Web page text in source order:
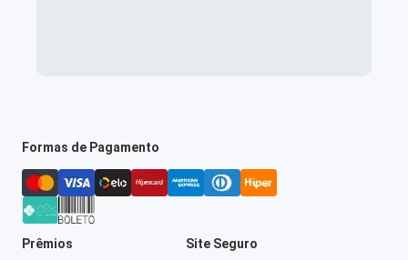
Formas de Pagamento
Prêmios Site Seguro